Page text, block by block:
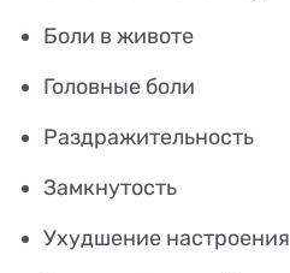
Боли в животе
Головные боли
Раздражительность
Замкнутость
Ухудшение настроения